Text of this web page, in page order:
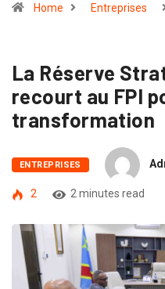
Home Entreprises
La Réserve
recourt au FPI
transformation
ENTREPRISES
2 2 minutes read